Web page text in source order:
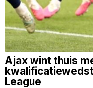
Ajax wint thuis
League